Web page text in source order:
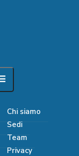
Chi siamo
Sedi
Team
Privacy